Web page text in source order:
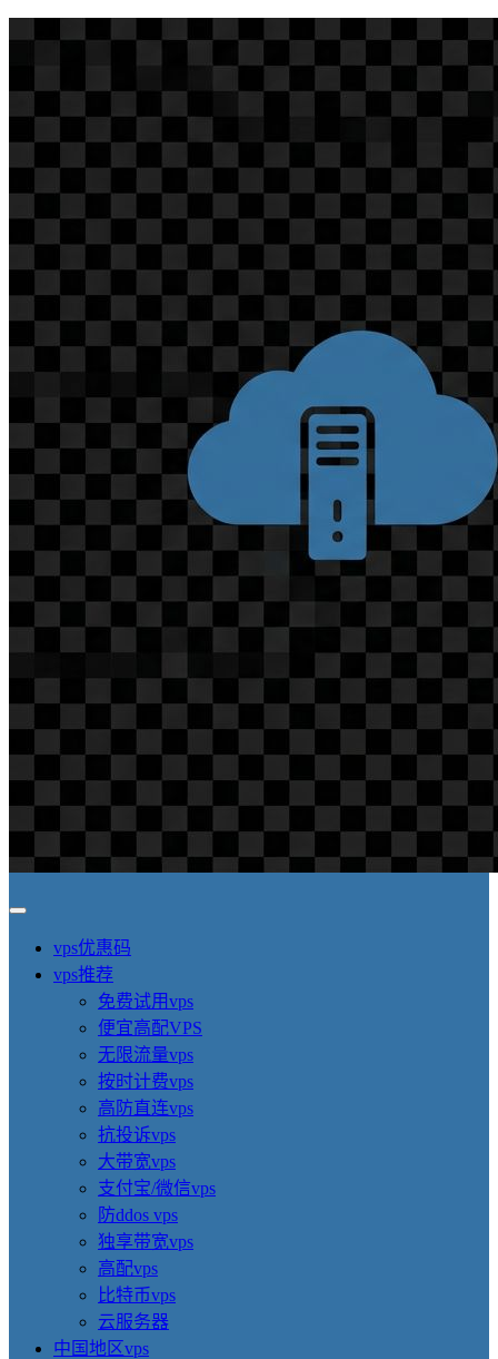
vps优惠码
vps推荐
免费试用vps
便宜高配VPS
无限流量vps
按时计费vps
高防直连vps
抗投诉vps
大带宽vps
支付宝/微信vps
防ddos vps
独享带宽vps
高配vps
比特币vps
云服务器
中国地区vps